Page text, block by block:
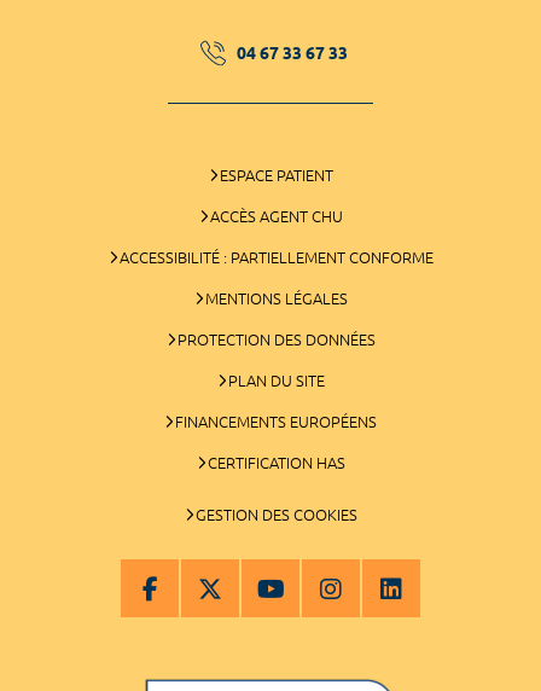
04 67 33 67 33
ESPACE PATIENT
ACCÈS AGENT CHU
ACCESSIBILITÉ : PARTIELLEMENT CONFORME
MENTIONS LÉGALES
PROTECTION DES DONNÉES
PLAN DU SITE
FINANCEMENTS EUROPÉENS
CERTIFICATION HAS
GESTION DES COOKIES